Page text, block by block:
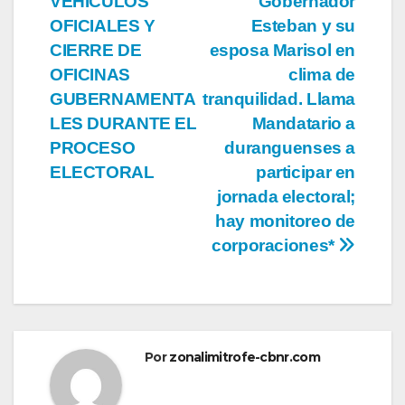
entradas
Esteban y su
esposa Marisol en
clima de
tranquilidad. Llama
Mandatario a
duranguenses a
participar en
jornada electoral;
hay monitoreo de
corporaciones*
OFICIALES Y
CIERRE DE
OFICINAS
GUBERNAMENTA
LES DURANTE EL
PROCESO
ELECTORAL
Porzonalimitrofe-cbnr.com